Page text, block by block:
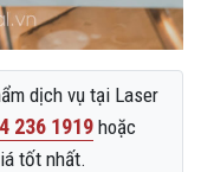
dịch vụ tại Laser
236 1919hoặc
tốt nhất.